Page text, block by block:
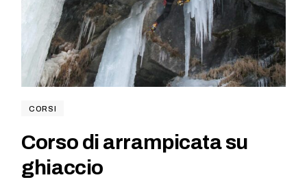
CORSI
Corso di arrampicata su
ghiaccio